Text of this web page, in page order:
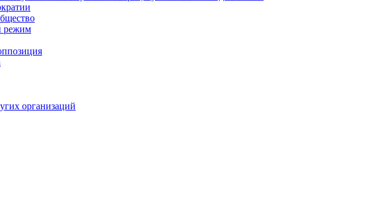
режим
организаций